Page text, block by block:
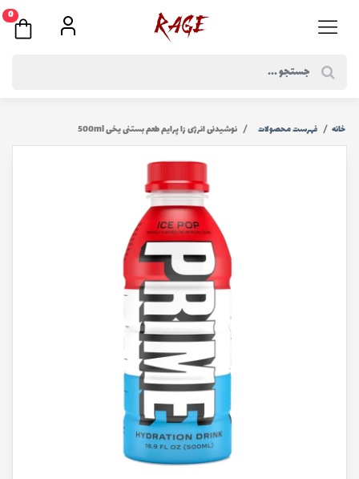
0
خانه فهرست محصولات نوشیدنی انرژی زا پرایم طعم بستنی یخی 500ml